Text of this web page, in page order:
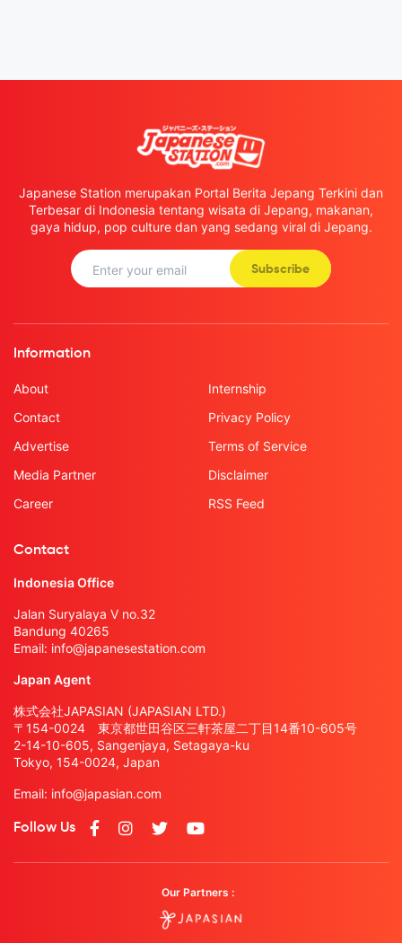
Japanese Station merupakan Portal Berita Jepang Terkini dan
Terbesar di Indonesia tentang wisata di Jepang, makanan,
gaya hidup, pop culture dan yang sedang viral di Jepang.
Subscribe
Information
About
Contact
Advertise
Media Partner
Career
Internship
Privacy Policy
Terms of Service
Disclaimer
RSS Feed
Contact
Indonesia Office
Jalan Suryalaya V no.32
Bandung 40265
Email: info@japanesestation.com
Japan Agent
株式会社JAPASIAN (JAPASIAN LTD.)
〒154-0024 東京都世田谷区三軒茶屋二丁目14番10-605号
2-14-10-605, Sangenjaya, Setagaya-ku
Tokyo, 154-0024, Japan
Email: info@japasian.com
Follow Us
Our Partners :